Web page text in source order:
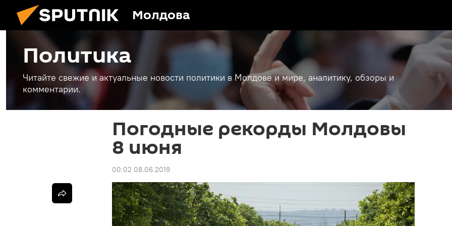
Молдова
Политика
Читайте свежие и актуальные новости политики в Молдове и мире, аналитику, обзоры и
комментарии.
Погодные рекорды Молдовы
8 июня
00:02 08.06.2019